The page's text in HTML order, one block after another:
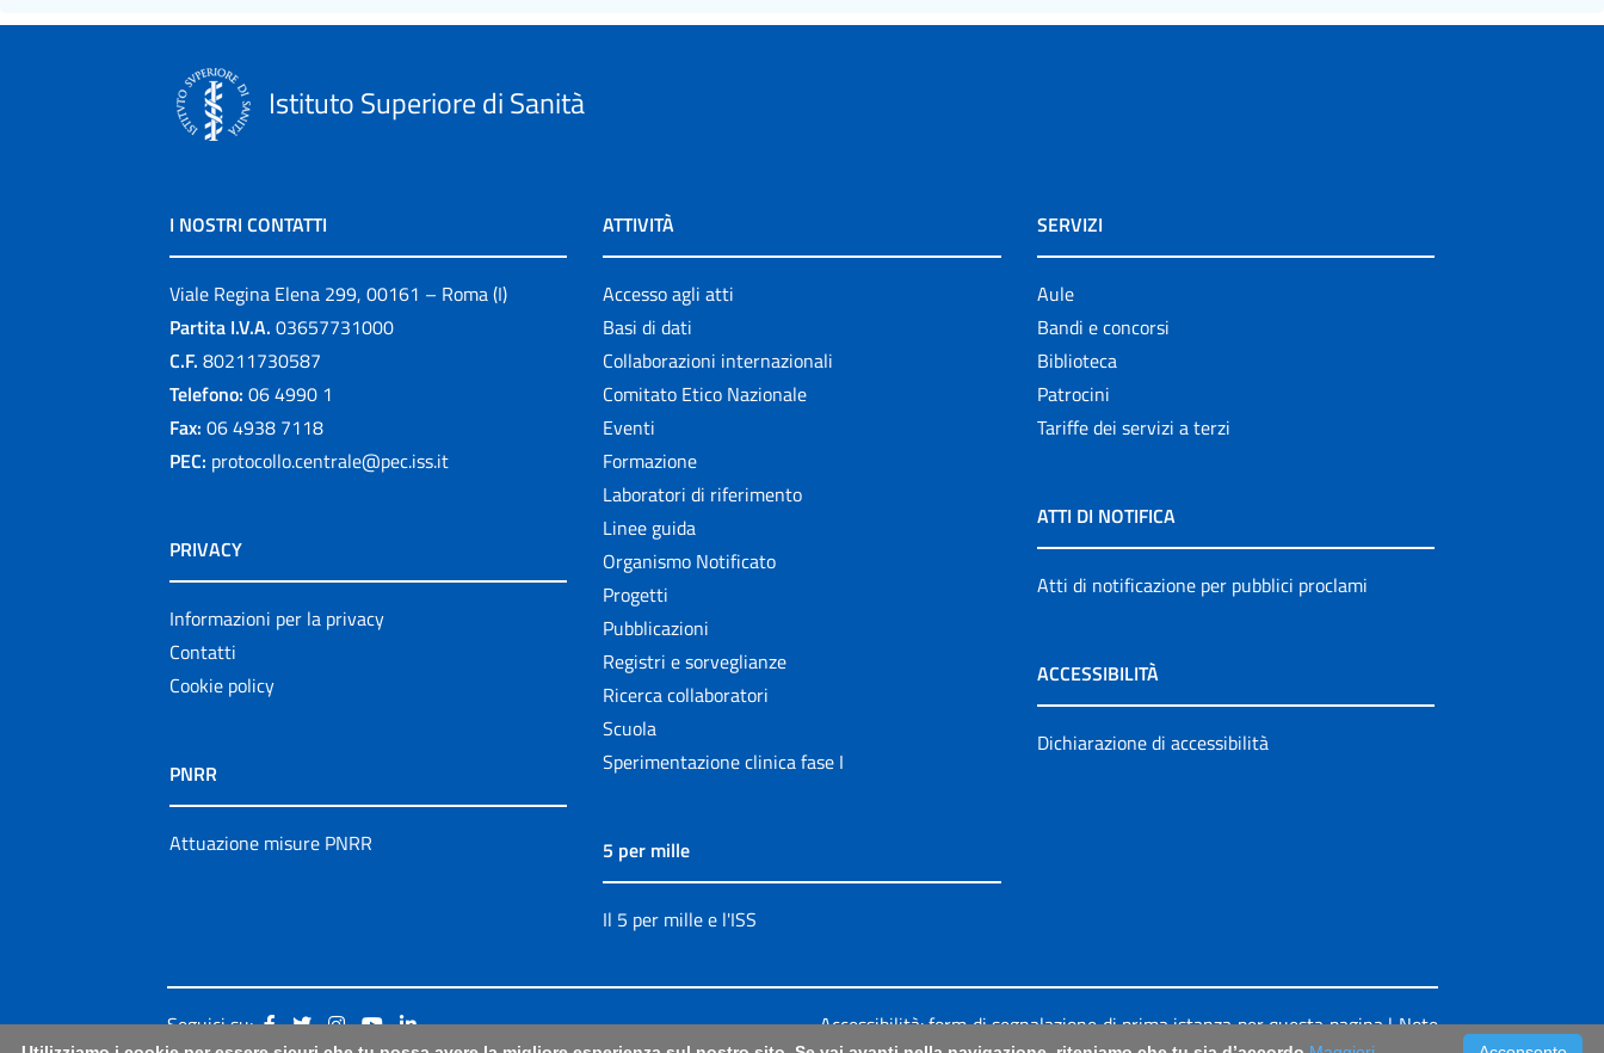
Istituto Superiore di Sanità
I NOSTRI CONTATTI
Viale Regina Elena 299, 00161 – Roma (I)
Partita I.V.A. 03657731000
C.F. 80211730587
Telefono: 06 4990 1
Fax: 06 4938 7118
PEC: protocollo.centrale@pec.iss.it
PRIVACY
Informazioni per la privacy
Contatti
Cookie policy
PNRR
Attuazione misure PNRR
ATTIVITÀ
Accesso agli atti
Basi di dati
Collaborazioni internazionali
Comitato Etico Nazionale
Eventi
Formazione
Laboratori di riferimento
Linee guida
Organismo Notificato
Progetti
Pubblicazioni
Registri e sorveglianze
Ricerca collaboratori
Scuola
Sperimentazione clinica fase I
5 per mille
Il 5 per mille e l'ISS
SERVIZI
Aule
Bandi e concorsi
Biblioteca
Patrocini
Tariffe dei servizi a terzi
ATTI DI NOTIFICA
Atti di notificazione per pubblici proclami
ACCESSIBILITÀ
Dichiarazione di accessibilità
Seguici su: Accessibilità: form di segnalazione di prima istanza per questa pagina|Note